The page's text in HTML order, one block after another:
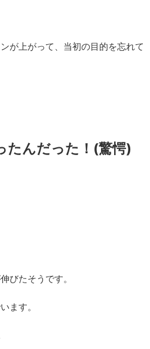
が上がって、当初の目的を忘れて
たんだった！(驚愕)
びたそうです。
ます。